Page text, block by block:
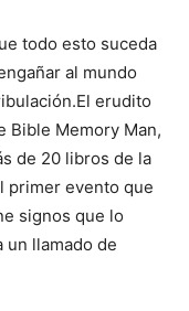
todo esto suceda
al mundo
erudito
Bible Memory Man,
de 20 libros de la
primer evento que
signos que lo
un llamado de